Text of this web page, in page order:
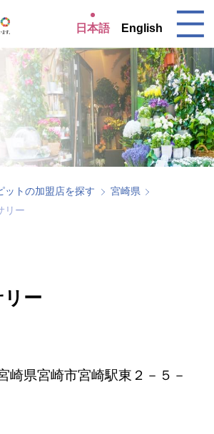
日本語 English
ットの加盟店を探す
宮崎県
リー
ー
県宮崎市宮崎駅東２－５－